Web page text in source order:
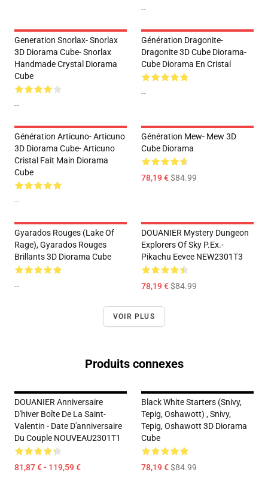
--
Generation Snorlax- Snorlax
3D Diorama Cube- Snorlax
Handmade Crystal Diorama
Cube
--
Génération Dragonite-
Dragonite 3D Cube Diorama-
Cube Diorama En Cristal
--
Génération Articuno- Articuno
3D Diorama Cube- Articuno
Cristal Fait Main Diorama
Cube
--
Génération Mew- Mew 3D
Cube Diorama
78,19 €$84.99
Gyarados Rouges (Lake Of
Rage), Gyarados Rouges
Brillants 3D Diorama Cube
--
DOUANIER Mystery Dungeon
Explorers Of Sky P.ex.-
Pikachu Eevee NEW2301T3
78,19 €$84.99
VOIR PLUS
Produits connexes
DOUANIER Anniversaire
D'hiver Boîte De La Saint-
Valentin - Date D'anniversaire
Du Couple NOUVEAU2301T1
81,87 € - 119,59 €
Black White Starters (Snivy,
Tepig, Oshawott) , Snivy,
Tepig, Oshawott 3D Diorama
Cube
78,19 €$84.99